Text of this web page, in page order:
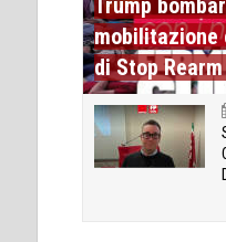
Trump
mobilitazione
di Stop